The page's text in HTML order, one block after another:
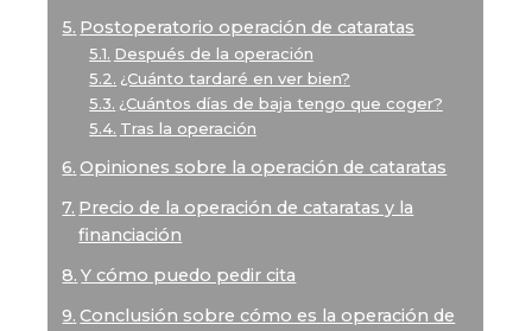
Postoperatorio operación de cataratas
Después de la operación
¿Cuánto tardaré en ver bien?
¿Cuántos días de baja tengo que coger?
Tras la operación
Opiniones sobre la operación de cataratas
Precio de la operación de cataratas y la
financiación
Y cómo puedo pedir cita
Conclusión sobre cómo es la operación de